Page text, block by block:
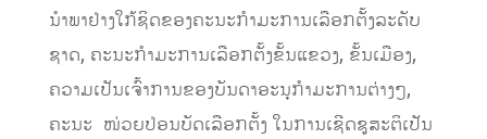
ນຳພາຢ່າງໃກ້ຊິດຂອງຄະນະກຳມະການເລືອກຕັ້ງລະດັບ
ຊາດ, ຄະນະກຳມະການເລືອກຕັ້ງຂັ້ນແຂວງ, ຂັ້ນເມືອງ,
ຄວາມເປັນເຈົ້າການຂອງບັນດາອະນຸກຳມະການຕ່າງໆ,
ຄະນະ ໜ່ວຍປ່ອນບັດເລືອກຕັ້ງ ໃນການເຊີດຊູສະຕິເປັນ